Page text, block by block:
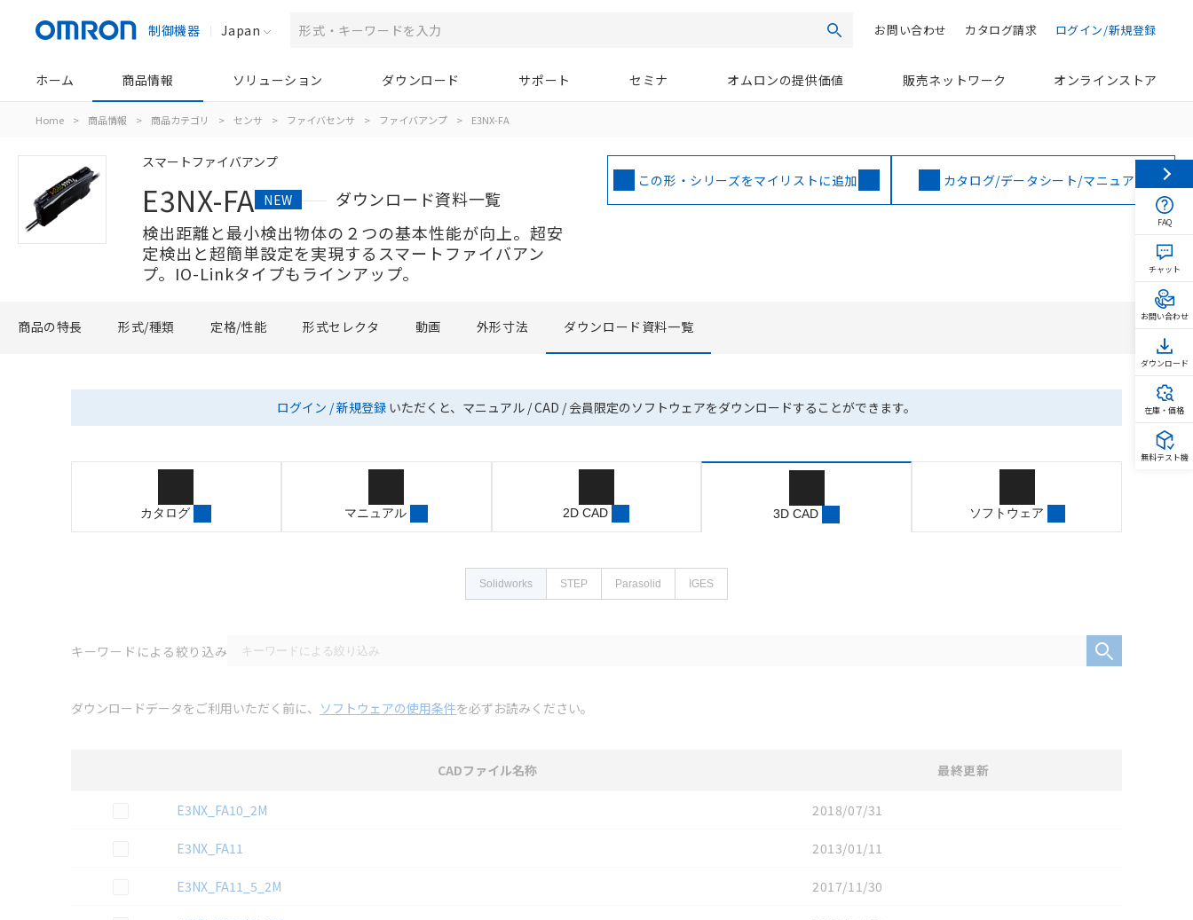
制御機器 Japan 検索 ログイン/新規登録
カタログ請求
お問い合わせ
ホーム 商品情報 ソリューション ダウンロード サポート セミナ オムロンの提供価値 販売ネットワーク オンラインストア
Home > 商品情報 > 商品カテゴリ > センサ > ファイバセンサ > ファイバアンプ > E3NX-FA
スマートファイバアンプ
E3NX-FA NEW
ダウンロード資料一覧
検出距離と最小検出物体の２つの基本性能が向上。超安
定検出と超簡単設定を実現するスマートファイバアン
プ。IO-Linkタイプもラインアップ。
この形・シリーズをマイリストに追加 カタログ/データシート/マニュアル
商品の特長 形式/種類 定格/性能 形式セレクタ 動画 外形寸法 ダウンロード資料一覧
ログイン / 新規登録 いただくと、マニュアル / CAD / 会員限定のソフトウェアをダウンロードすることができます。
カタログ マニュアル 2D CAD 3D CAD ソフトウェア
Solidworks STEP Parasolid IGES
キーワードによる絞り込み
ダウンロードデータをご利用いただく前に、 ソフトウェアの使用条件を必ずお読みください。
CADファイル名称 最終更新
この資料を選択E3NX_FA10_2M
2018/07/31
この資料を選択E3NX_FA11
2013/01/11
この資料を選択E3NX_FA11_5_2M
2017/11/30
FAQ
チャット
お問い合わせ
ダウンロード
在庫・価格
無料テスト機